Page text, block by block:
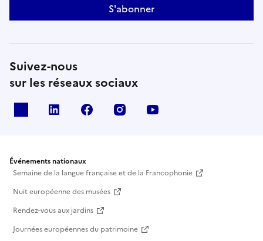
S'abonner
Suivez-nous
sur les réseaux sociaux
Linkedin Facebook Instagram
Événements nationaux
Semaine de la langue française et de la Francophonie
Nuit européenne des musées
Rendez-vous aux jardins
Journées européennes du patrimoine